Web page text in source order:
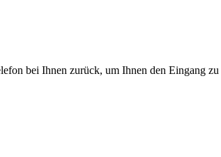
bei Ihnen zurück, um Ihnen den Eingang